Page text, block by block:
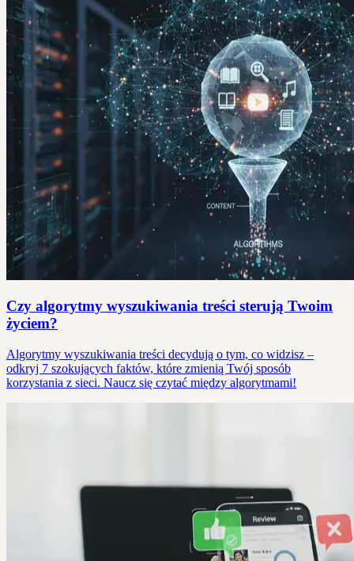
Czy algorytmy wyszukiwania treści sterują Twoim
życiem?
Algorytmy wyszukiwania treści decydują o tym, co widzisz –
odkryj 7 szokujących faktów, które zmienią Twój sposób
korzystania z sieci. Naucz się czytać między algorytmami!